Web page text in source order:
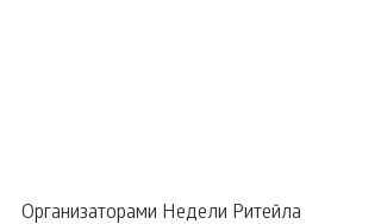
Организаторами Недели Ритейла